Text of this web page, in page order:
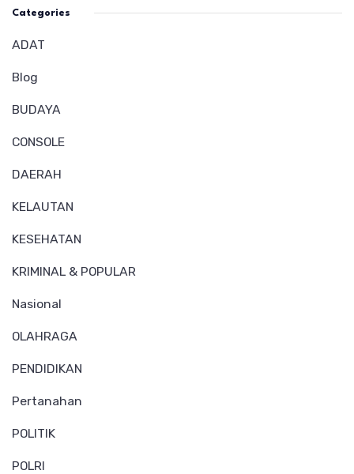
Categories
ADAT
Blog
BUDAYA
CONSOLE
DAERAH
KELAUTAN
KESEHATAN
KRIMINAL & POPULAR
Nasional
OLAHRAGA
PENDIDIKAN
Pertanahan
POLITIK
POLRI